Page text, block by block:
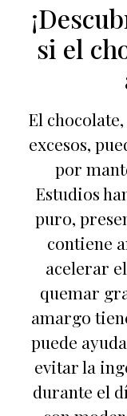
si el
El
excesos,
por
Estudios
puro,
contiene
acelerar
quemar
amargo
puede
evitar la
durante el